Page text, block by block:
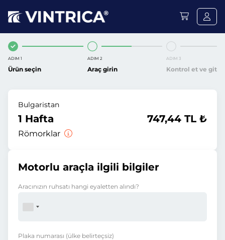
ADIM 1
Ürün seçin
ADIM 2
Araç girin
ADIM 3
Kontrol et ve git
Bulgaristan
1 Hafta
Römorklar
747,44 TL ₺
Motorlu araçla ilgili bilgiler
Aracınızın ruhsatı hangi eyaletten alındı?
Plaka numarası (ülke belirteçsiz)